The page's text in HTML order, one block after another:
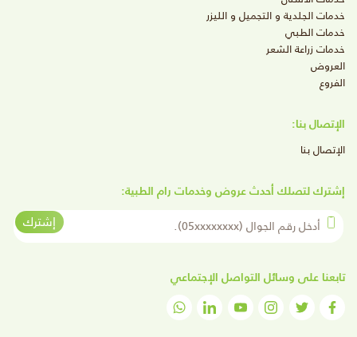
خدمات الجلدية و التجميل و الليزر
خدمات الطبي
خدمات زراعة الشعر
العروض
الفروع
الإتصال بنا:
الإتصال بنا
إشترك لتصلك أحدث عروض وخدمات رام الطبية:
أدخل رقم الجوال
إشترك
تابعنا على وسائل التواصل الإجتماعي